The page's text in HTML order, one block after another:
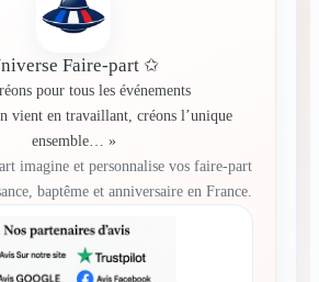
Faire-part ✩
pour tous les événements
vient en travaillant, créons l’unique
ensemble… »
imagine et personnalise vos faire-part
baptême et anniversaire en France.